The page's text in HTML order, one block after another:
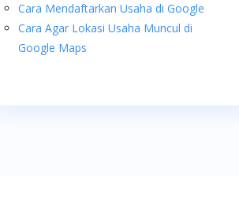
Cara Mendaftarkan Usaha di Google
Cara Agar Lokasi Usaha Muncul di
Google Maps